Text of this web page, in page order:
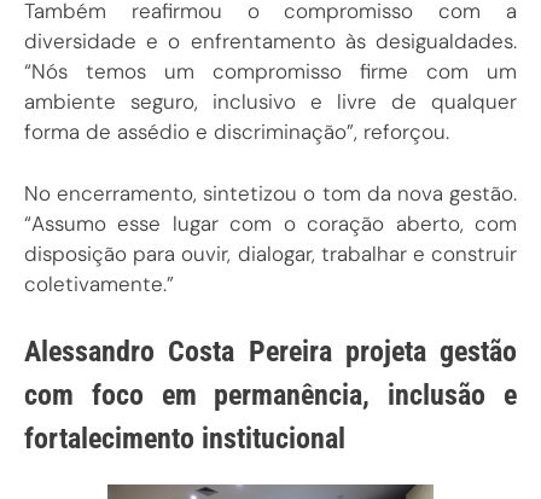
diversidade e o enfrentamento às desigualdades.
“Nós temos um compromisso firme com um
ambiente seguro, inclusivo e livre de qualquer
forma de assédio e discriminação”, reforçou.
No encerramento, sintetizou o tom da nova gestão.
“Assumo esse lugar com o coração aberto, com
disposição para ouvir, dialogar, trabalhar e construir
coletivamente.”
Alessandro Costa Pereira projeta gestão
com foco em permanência, inclusão e
fortalecimento institucional